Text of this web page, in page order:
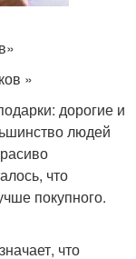
»
дорогие и
людей
что
покупного.
что